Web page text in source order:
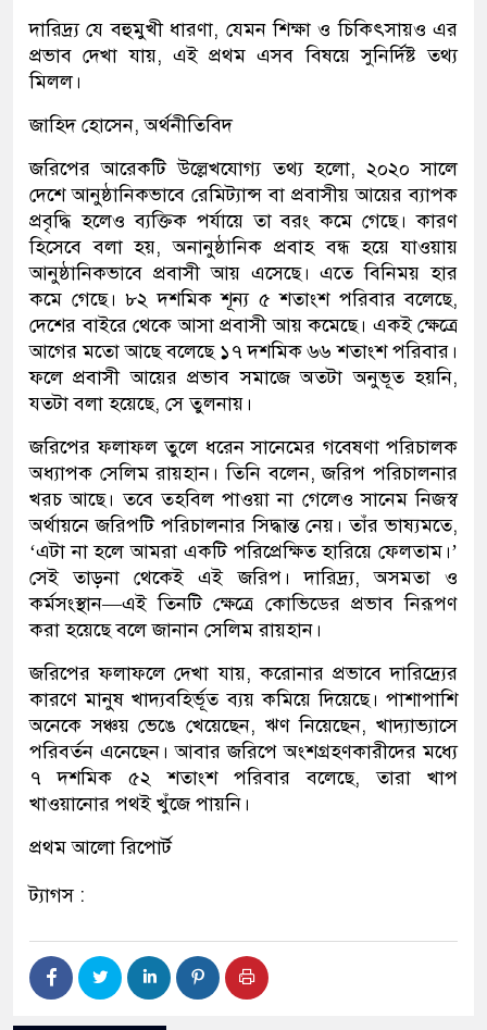
দারিদ্র্য যে বহুমুখী ধারণা, যেমন শিক্ষা ও চিকিৎসায়ও এর
প্রভাব দেখা যায়, এই প্রথম এসব বিষয়ে সুনির্দিষ্ট তথ্য
মিলল।
জাহিদ হোসেন, অর্থনীতিবিদ
জরিপের আরেকটি উল্লেখযোগ্য তথ্য হলো, ২০২০ সালে
দেশে আনুষ্ঠানিকভাবে রেমিট্যান্স বা প্রবাসীয় আয়ের ব্যাপক
প্রবৃদ্ধি হলেও ব্যক্তিক পর্যায়ে তা বরং কমে গেছে। কারণ
হিসেবে বলা হয়, অনানুষ্ঠানিক প্রবাহ বন্ধ হয়ে যাওয়ায়
আনুষ্ঠানিকভাবে প্রবাসী আয় এসেছে। এতে বিনিময় হার
কমে গেছে। ৮২ দশমিক শূন্য ৫ শতাংশ পরিবার বলেছে,
দেশের বাইরে থেকে আসা প্রবাসী আয় কমেছে। একই ক্ষেত্রে
আগের মতো আছে বলেছে ১৭ দশমিক ৬৬ শতাংশ পরিবার।
ফলে প্রবাসী আয়ের প্রভাব সমাজে অতটা অনুভূত হয়নি,
যতটা বলা হয়েছে, সে তুলনায়।
জরিপের ফলাফল তুলে ধরেন সানেমের গবেষণা পরিচালক
অধ্যাপক সেলিম রায়হান। তিনি বলেন, জরিপ পরিচালনার
খরচ আছে। তবে তহবিল পাওয়া না গেলেও সানেম নিজস্ব
অর্থায়নে জরিপটি পরিচালনার সিদ্ধান্ত নেয়। তাঁর ভাষ্যমতে,
‘এটা না হলে আমরা একটি পরিপ্রেক্ষিত হারিয়ে ফেলতাম।’
সেই তাড়না থেকেই এই জরিপ। দারিদ্র্য, অসমতা ও
কর্মসংস্থান—এই তিনটি ক্ষেত্রে কোভিডের প্রভাব নিরূপণ
করা হয়েছে বলে জানান সেলিম রায়হান।
জরিপের ফলাফলে দেখা যায়, করোনার প্রভাবে দারিদ্র্যের
কারণে মানুষ খাদ্যবহির্ভূত ব্যয় কমিয়ে দিয়েছে। পাশাপাশি
অনেকে সঞ্চয় ভেঙে খেয়েছেন, ঋণ নিয়েছেন, খাদ্যাভ্যাসে
পরিবর্তন এনেছেন। আবার জরিপে অংশগ্রহণকারীদের মধ্যে
৭ দশমিক ৫২ শতাংশ পরিবার বলেছে, তারা খাপ
খাওয়ানোর পথই খুঁজে পায়নি।
প্রথম আলো রিপোর্ট
ট্যাগস :